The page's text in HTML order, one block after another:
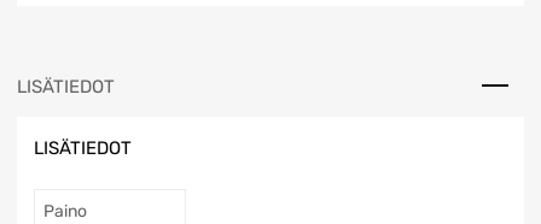
LISÄTIEDOT
LISÄTIEDOT
Paino